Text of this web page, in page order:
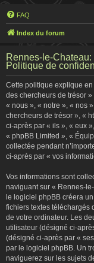
FAQ
Index du forum
Rennes-le-
Politique de
Cette politique explique
des chercheurs de trésor
« nous », « notre », « nos
chercheurs de trésor », «
ci-après par « ils », « eux
« phpBB Limited », «
collectée pendant
ci-après par « vos
Vos informations sont
naviguant sur « Rennes-
le logiciel phpBB créera
fichiers textes téléchargés
de votre ordinateur. Les
utilisateur (désigné ci-
(désigné ci-après par «
par le logiciel phpBB. Un
naviguerez sur les sujets